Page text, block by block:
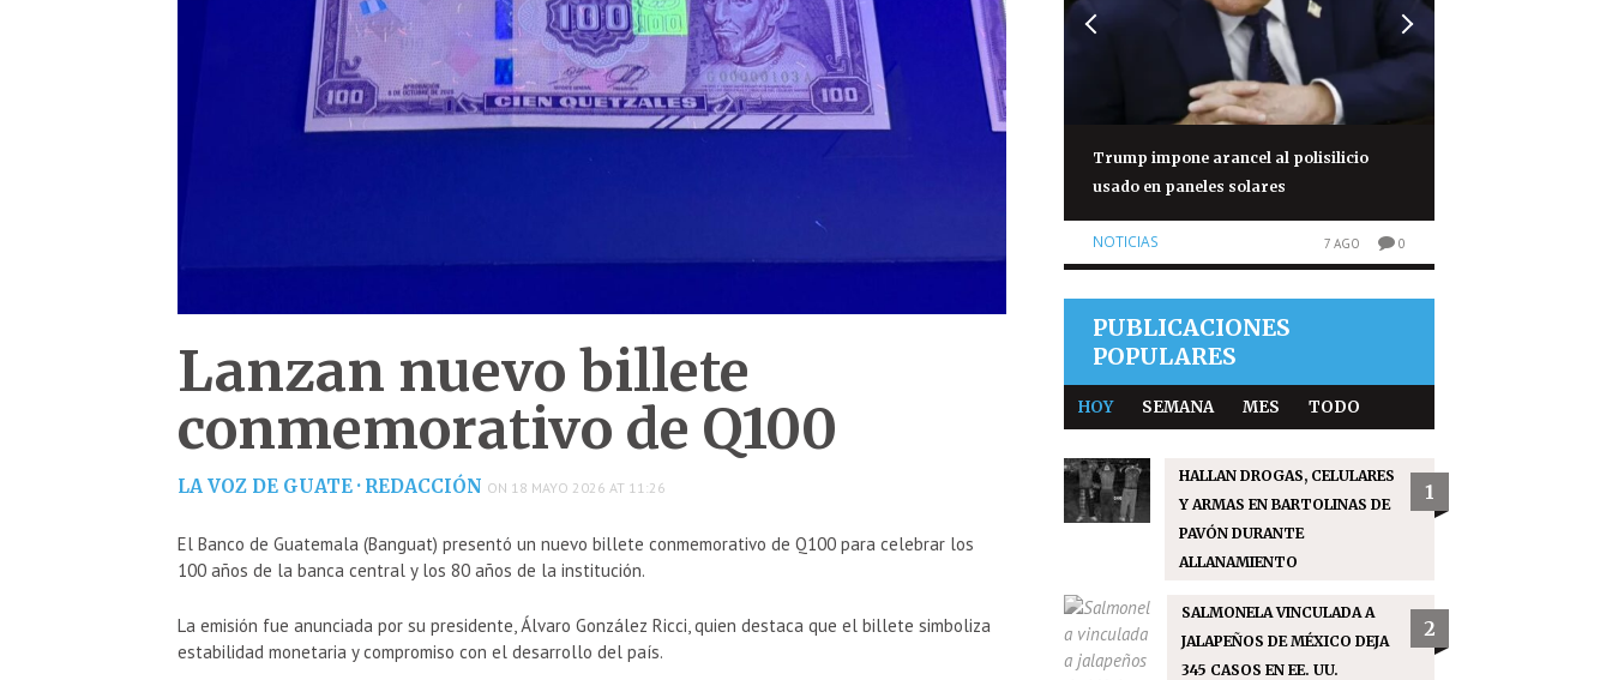
Lanzan nuevo billete
conmemorativo de Q100
LA VOZ DE GUATE · REDACCIÓN ON 18 MAYO 2026 AT 11:26
El Banco de Guatemala (Banguat) presentó un nuevo billete conmemorativo de Q100 para celebrar los
100 años de la banca central y los 80 años de la institución.
La emisión fue anunciada por su presidente,Álvaro González Ricci, quien destaca que el billete simboliza
estabilidad monetaria y compromiso con el desarrollo del país.
Trump impone arancel al polisilicio
usado en paneles solares
NOTICIAS 7 AGO 0
PUBLICACIONES
POPULARES
HOY SEMANA MES TODO
HALLAN DROGAS, CELULARES
Y ARMAS EN BARTOLINAS DE
PAVÓN DURANTE
ALLANAMIENTO
1
SALMONELA VINCULADA A
JALAPEÑOS DE MÉXICO DEJA
345 CASOS EN EE. UU.
2